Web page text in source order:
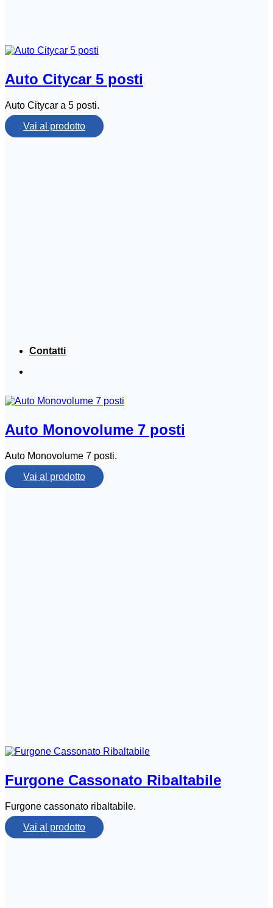
Contatti
Auto Citycar 5 posti
Auto Citycar a 5 posti.
Vai al prodotto
Auto Monovolume 7 posti
Auto Monovolume 7 posti.
Vai al prodotto
Furgone Cassonato Ribaltabile
Furgone cassonato ribaltabile.
Vai al prodotto